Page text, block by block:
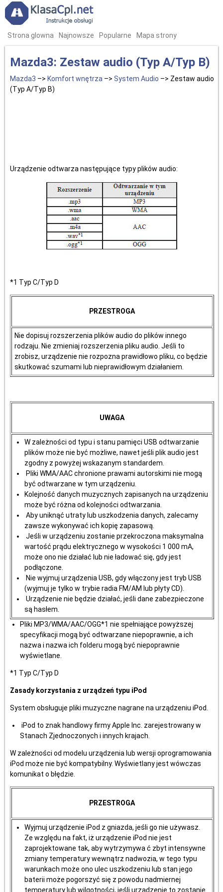
Strona glowna Najnowsze Popularne Mapa strony
Mazda3: Zestaw audio (Typ A/Typ B)
Mazda3 –> Komfort wnętrza –> System Audio –> Zestaw audio
(Typ A/Typ B)
Urządzenie odtwarza następujące typy plików audio:
*1 Typ C/Typ D
PRZESTROGA
Nie dopisuj rozszerzenia plików audio do plików innego
rodzaju. Nie zmieniaj rozszerzenia pliku audio. Jeśli to
zrobisz, urządzenie nie rozpozna prawidłowo pliku, co będzie
skutkować szumami lub nieprawidłowym działaniem.
UWAGA
W zależności od typu i stanu pamięci USB odtwarzanie
plików może nie być możliwe, nawet jeśli plik audio jest
zgodny z powyżej wskazanym standardem.
Pliki WMA/AAC chronione prawami autorskimi nie mogą
być odtwarzane w tym urządzeniu.
Kolejność danych muzycznych zapisanych na urządzeniu
może być różna od kolejności odtwarzania.
Aby uniknąć utraty lub uszkodzenia danych, zalecamy
zawsze wykonywać ich kopię zapasową.
Jeśli w urządzeniu zostanie przekroczona maksymalna
wartość prądu elektrycznego w wysokości 1 000 mA,
może ono nie działać lub nie ładować się, gdy jest
podłączone.
Nie wyjmuj urządzenia USB, gdy włączony jest tryb USB
(wyjmuj je tylko w trybie radia FM/AM lub płyty CD).
Urządzenie nie będzie działać, jeśli dane zabezpieczone
są hasłem.
Pliki MP3/WMA/AAC/OGG*1 nie spełniające powyższej
specyfikacji mogą być odtwarzane niepoprawnie, a ich
nazwa i nazwa ich folderu mogą być niepoprawnie
wyświetlane.
*1 Typ C/Typ D
Zasady korzystania z urządzeń typu iPod
System obsługuje pliki muzyczne nagrane na urządzeniu iPod.
iPod to znak handlowy firmy Apple Inc. zarejestrowany w
Stanach Zjednoczonych i innych krajach.
W zależności od modelu urządzenia lub wersji oprogramowania
iPod może nie być kompatybilny. Wyświetlany jest wówczas
komunikat o błędzie.
PRZESTROGA
Wyjmuj urządzenie iPod z gniazda, jeśli go nie używasz.
Ze względu na fakt, iż urządzenie iPod nie jest
zaprojektowane tak, aby wytrzymywa ć zbyt intensywne
zmiany temperatury wewnątrz nadwozia, w tego typu
warunkach może ono ulec uszkodzeniu lub stan jego
baterii może pogorszyć się z powodu nadmiernej
temperatury lub wilgotności, jeśli urządzenie to zostanie